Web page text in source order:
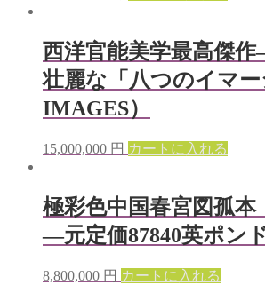
西洋官能美学最高傑
壮麗な「八つのイマ
IMAGES）
15,000,000 円 カートに入れる
極彩色中国春宮図孤本
—元定価87840英ポン
8,800,000 円 カートに入れる